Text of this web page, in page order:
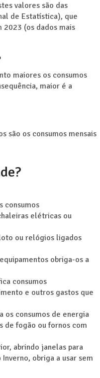
valores são das
de Estatística), que
(os dados mais
maiores os consumos
maior é a
são os consumos mensais
consumos
elétricas ou
ou relógios ligados
obriga-os a
consumos
e outros gastos que
os consumos de energia
de fogão ou fornos com
abrindo janelas para
obriga a usar sem